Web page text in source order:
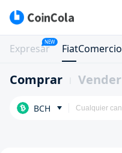
Expresar
NEW
FiatComercio
Comprar Vender
BCH